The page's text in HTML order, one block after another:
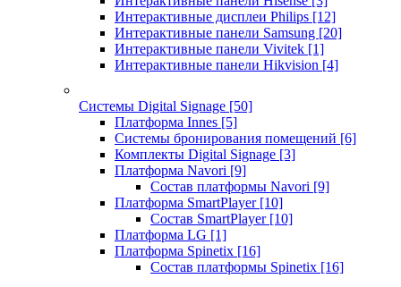
Интерактивные дисплеи Philips [12]
Интерактивные панели Samsung [20]
Интерактивные панели Vivitek [1]
Интерактивные панели Hikvision [4]
Системы Digital Signage [50]
Платформа Innes [5]
Системы бронирования помещений [6]
Комплекты Digital Signage [3]
Платформа Navori [9]
Состав платформы Navori [9]
Платформа SmartPlayer [10]
Состав SmartPlayer [10]
Платформа LG [1]
Платформа Spinetix [16]
Состав платформы Spinetix [16]